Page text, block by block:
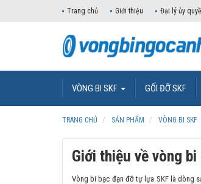
Trang chủ Giới thiệu Đại lý ủy
VÒNG BI SKF GỐI ĐỠ SKF
TRANG CHỦ SẢN PHẨM VÒNG BI SKF
Giới thiệu về vòng
Vòng bi bạc đạn đỡ tự lựa SKF là dòng